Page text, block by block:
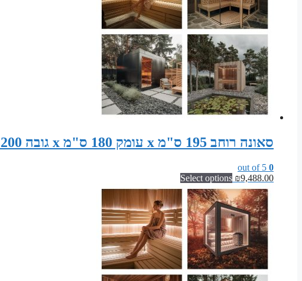
סאונה רוחב 195 ס"מ x עומק 180 ס"מ x גובה 200 ס"מ – סט קונסטרוקציה לסאונה פינית
0
₪9,488.00
Select options